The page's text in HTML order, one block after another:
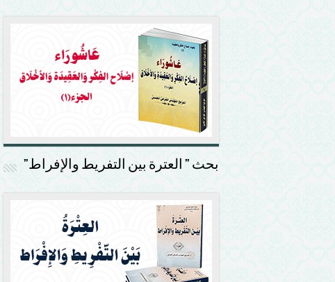
بحث ” العترة بين التفريط والإفراط”